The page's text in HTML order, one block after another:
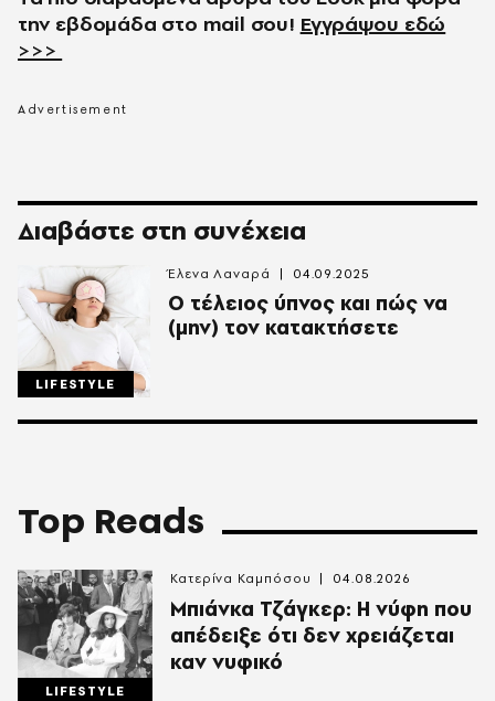
την εβδομάδα στο mail σου! Εγγράψου εδώ
>>>
Διαβάστε στη συνέχεια
LIFESTYLE
Ο τέλειος ύπνος και πώς να
(μην) τον κατακτήσετε
Έλενα Λαναρά 04.09.2025
Top Reads
LIFESTYLE
Mπιάνκα Τζάγκερ: Η νύφη που
απέδειξε ότι δεν χρειάζεται
καν νυφικό
Κατερίνα Καμπόσου 04.08.2026